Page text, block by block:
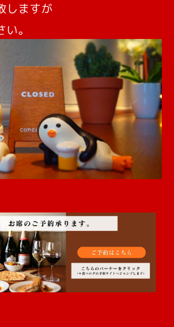
しますが
。